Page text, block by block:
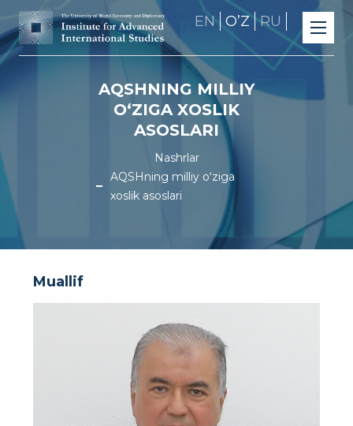
EN OʼZ RU
AQSHNING MILLIY
O‘ZIGA XOSLIK
ASOSLARI
Nashrlar
AQSHning milliy o‘ziga
xoslik asoslari
Muallif